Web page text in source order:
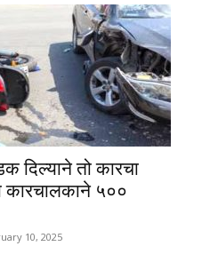
दिल्याने तो कारचा
कारचालकाने ५००
10, 2025